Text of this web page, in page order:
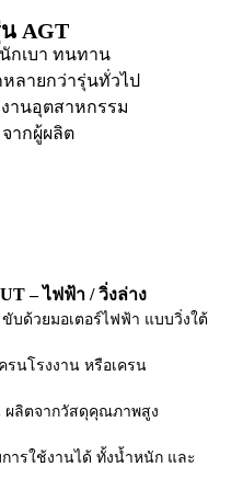
AGT
กเบา ทนทาน
ลายกว่ารุ่นทั่วไป
านอุตสาหกรรม
จากผู้ผลิต
– ไฟฟ้า / วิ่งล่าง
บด้วยมอเตอร์ไฟฟ้า แบบวิ่งใต้
รนโรงงาน หรือเครน
ผลิตจากวัสดุคุณภาพสูง
ารใช้งานได้ ทั้งน้ำหนัก และ